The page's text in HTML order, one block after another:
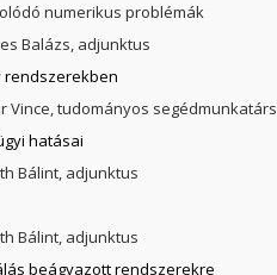
numerikus problémák
Balázs, adjunktus
rendszerekben
Vince, tudományos segédmunkatárs
hatásai
Bálint, adjunktus
Bálint, adjunktus
beágyazott rendszerekre